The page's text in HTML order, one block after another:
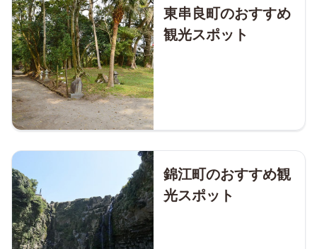
東串良町のおすすめ
観光スポット
錦江町のおすすめ観
光スポット